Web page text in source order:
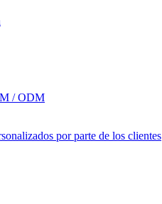
/ ODM
por parte de los clientes